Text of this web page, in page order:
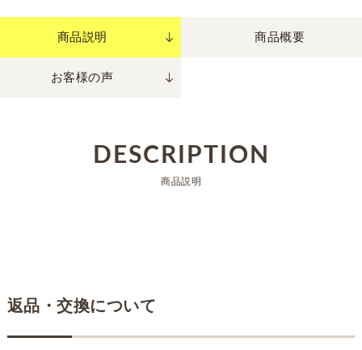
商品説明 商品概要
お客様の声
DESCRIPTION
商品説明
返品・交換について